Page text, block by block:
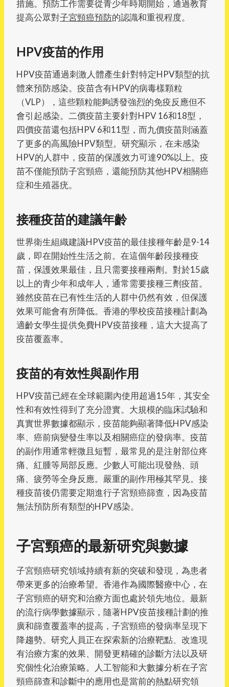
措施。預防工作需要從青少年時期開始，通過教育
提高公眾對子宮頸癌預防的認識和重視程度。
HPV疫苗的作用
HPV疫苗通過刺激人體產生針對特定HPV類型的抗
體來預防感染。疫苗含有HPV的病毒樣顆粒
（VLP），這些顆粒能夠誘發強烈的免疫反應但不
會引起感染。二價疫苗主要針對HPV 16和18型，
四價疫苗還包括HPV 6和11型，而九價疫苗則涵蓋
了更多的高風險HPV類型。研究顯示，在未感染
HPV的人群中，疫苗的保護效力可達90%以上。疫
苗不僅能預防子宮頸癌，還能預防其他HPV相關癌
症和生殖器疣。
接種疫苗的建議年齡
世界衛生組織建議HPV疫苗的最佳接種年齡是9-14
歲，即在開始性生活之前。在這個年齡段接種疫
苗，保護效果最佳，且只需要接種兩劑。對於15歲
以上的青少年和成年人，通常需要接種三劑疫苗。
雖然疫苗在已有性生活的人群中仍然有效，但保護
效果可能會有所降低。香港的學校疫苗接種計劃為
適齡女學生提供免費HPV疫苗接種，這大大提高了
疫苗覆蓋率。
疫苗的有效性與副作用
HPV疫苗已經在全球範圍內使用超過15年，其安全
性和有效性得到了充分證實。大規模的臨床試驗和
真實世界數據都顯示，疫苗能夠顯著降低HPV感染
率、癌前病變發生率以及相關癌症的發病率。疫苗
的副作用通常輕微且短暫，最常見的是注射部位疼
痛、紅腫等局部反應。少數人可能出現發熱、頭
痛、疲勞等全身反應。嚴重的副作用極其罕見。接
種疫苗後仍需要定期進行子宮頸癌篩查，因為疫苗
無法預防所有類型的HPV感染。
子宮頸癌的最新研究與數據
子宮頸癌研究領域持續有新的突破和發現，為患者
帶來更多的治療希望。香港作為國際醫療中心，在
子宮頸癌的研究和治療方面也處於領先地位。最新
的流行病學數據顯示，隨著HPV疫苗接種計劃的推
廣和篩查覆蓋率的提高，子宮頸癌的發病率呈現下
降趨勢。研究人員正在探索新的治療靶點、改進現
有治療方案的效果、開發更精確的診斷方法以及研
究個性化治療策略。人工智能和大數據分析在子宮
頸癌篩查和診斷中的應用也是當前的熱點研究領